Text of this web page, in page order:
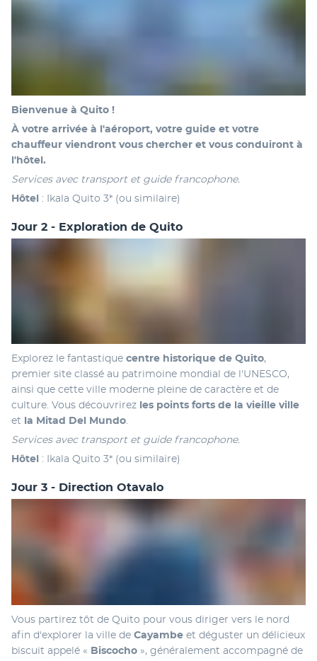
Bienvenue à Quito !
À votre arrivée à l'aéroport, votre guide et votre
chauffeur viendront vous chercher et vous conduiront à
l'hôtel.
Services avec transport et guide francophone.
Hôtel
: Ikala Quito 3* (ou similaire)
Jour 2 - Exploration de Quito
Explorez le fantastique centre historique de Quito,
premier site classé au patrimoine mondial de l'UNESCO,
ainsi que cette ville moderne pleine de caractère et de
culture. Vous découvrirez les points forts de la vieille ville
et
la Mitad Del Mundo.
Services avec transport et guide francophone.
Hôtel
: Ikala Quito 3* (ou similaire)
Jour 3 - Direction Otavalo
Vous partirez tôt de Quito pour vous diriger vers le nord
afin d'explorer la ville de Cayambe et déguster un délicieux
biscuit appelé « Biscocho », généralement accompagné de